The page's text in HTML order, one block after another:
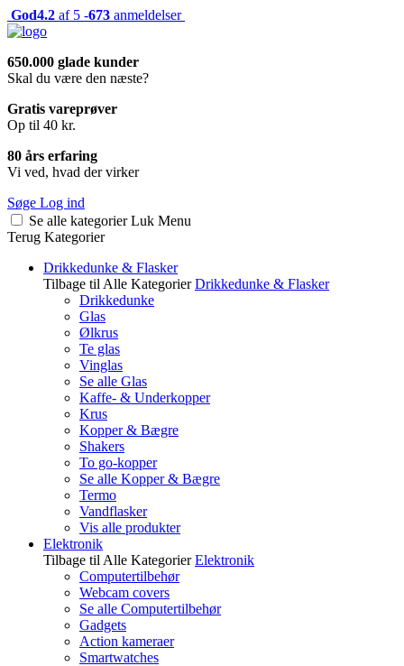
God4.2 af 5 -673 anmeldelser
650.000 glade kunder
Skal du være den næste?
Gratis vareprøver
Op til 40 kr.
80 års erfaring
Vi ved, hvad der virker
Søge Log ind
Se alle kategorier Luk Menu
Terug Kategorier
Drikkedunke & Flasker
Tilbage til Alle Kategorier Drikkedunke & Flasker
Drikkedunke
Glas
Ølkrus
Te glas
Vinglas
Se alle Glas
Kaffe- & Underkopper
Krus
Kopper & Bægre
Shakers
To go-kopper
Se alle Kopper & Bægre
Termo
Vandflasker
Vis alle produkter
Elektronik
Tilbage til Alle Kategorier Elektronik
Computertilbehør
Webcam covers
Se alle Computertilbehør
Gadgets
Action kameraer
Smartwatches